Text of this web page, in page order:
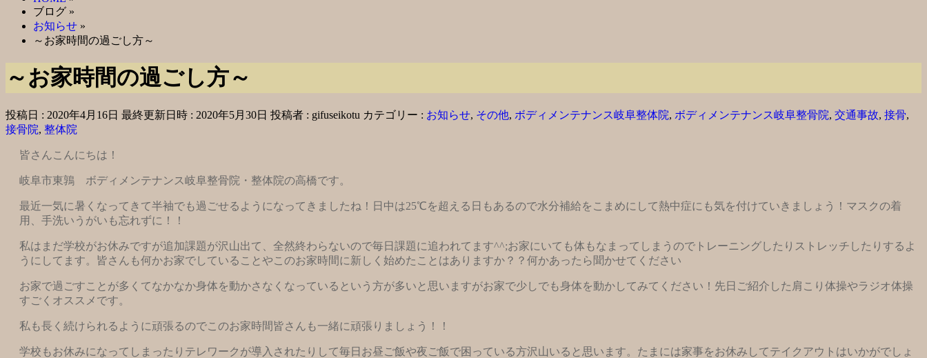
ブログ »
お知らせ »
～お家時間の過ごし方～
～お家時間の過ごし方～
投稿日 : 2020年4月16日 最終更新日時 : 2020年5月30日 投稿者 : gifuseikotu カテゴリー : お知らせ, その他, ボディメンテナンス岐阜整体院, ボディメンテナンス岐阜整骨院, 交通事故, 接骨,
接骨院, 整体院
皆さんこんにちは！
岐阜市東鶉 ボディメンテナンス岐阜整骨院・整体院の高橋です。
最近一気に暑くなってきて半袖でも過ごせるようになってきましたね！日中は25℃を超える日もあるので水分補給をこまめにして熱中症にも気を付けていきましょう！マスクの着
用、手洗いうがいも忘れずに！！
私はまだ学校がお休みですが追加課題が沢山出て、全然終わらないので毎日課題に追われてます^^;お家にいても体もなまってしまうのでトレーニングしたりストレッチしたりするよ
うにしてます。皆さんも何かお家でしていることやこのお家時間に新しく始めたことはありますか？？何かあったら聞かせてください
お家で過ごすことが多くてなかなか身体を動かさなくなっているという方が多いと思いますがお家で少しでも身体を動かしてみてください！先日ご紹介した肩こり体操やラジオ体操
すごくオススメです。
私も長く続けられるように頑張るのでこのお家時間皆さんも一緒に頑張りましょう！！
学校もお休みになってしまったりテレワークが導入されたりして毎日お昼ご飯や夜ご飯で困っている方沢山いると思います。たまには家事をお休みしてテイクアウトはいかがでしょ